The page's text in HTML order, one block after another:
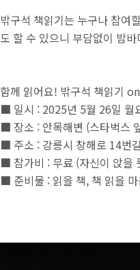
밖구석 책읽기는 누구나 참여
도 할 수 있으니 부담없이 밤
함께 읽어요! 밖구석 책읽기
■ 일시 : 2025년 5월 26일 월
■ 장소 : 안목해변 (스타벅스
■ 주소 : 강릉시 창해로 14번
■ 참가비 : 무료 (자신이 앉을
■ 준비물 : 읽을 책, 책 읽을